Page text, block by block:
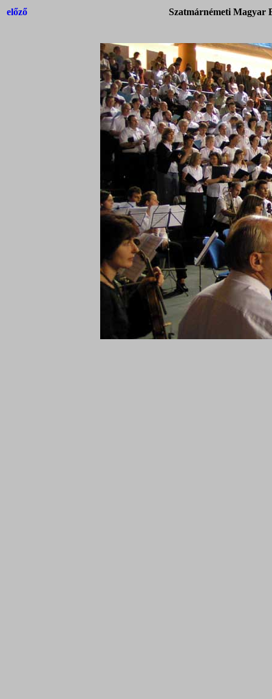
előző Szatmárnémeti Magyar